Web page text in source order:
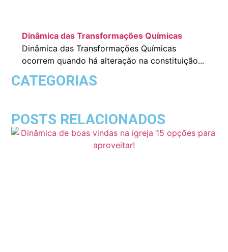
Dinâmica das Transformações Químicas
Dinâmica das Transformações Químicas
ocorrem quando há alteração na constituição...
CATEGORIAS
POSTS RELACIONADOS